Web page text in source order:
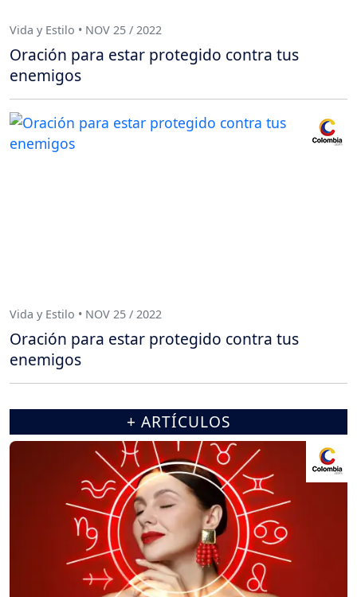
Vida y Estilo • NOV 25 / 2022
Oración para estar protegido contra tus
enemigos
Vida y Estilo • NOV 25 / 2022
Oración para estar protegido contra tus
enemigos
+ ARTÍCULOS